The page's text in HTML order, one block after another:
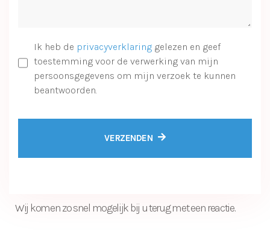
Ik heb de privacyverklaring gelezen en geef
toestemming voor de verwerking van mijn
persoonsgegevens om mijn verzoek te kunnen
beantwoorden.
VERZENDEN
Wij komen zo snel mogelijk bij u terug met een reactie.